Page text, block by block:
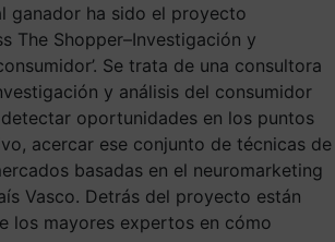
ganador ha sido el proyecto
The Shopper–Investigación y
Se trata de una consultora
y análisis del consumidor
oportunidades en los puntos
acercar ese conjunto de técnicas de
basadas en el neuromarketing
Vasco. Detrás del proyecto están
los mayores expertos en cómo